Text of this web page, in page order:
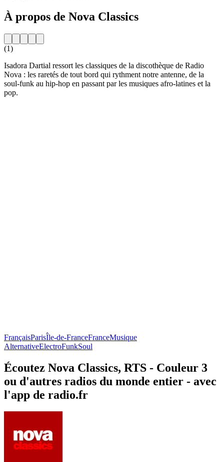
À propos de Nova Classics
(1)
Isadora Dartial ressort les classiques de la discothèque de Radio
Nova : les raretés de tout bord qui rythment notre antenne, de la
soul-funk au hip-hop en passant par les musiques afro-latines et la
pop.
FrançaisParisÎle-de-FranceFranceMusique
AlternativeElectroFunkSoul
Écoutez Nova Classics, RTS - Couleur 3
ou d'autres radios du monde entier - avec
l'app de radio.fr